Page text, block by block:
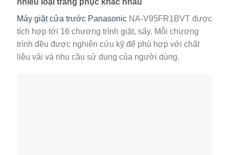
Máy giặt cửa trước Panasonic NA-V95FR1BVT được
tích hợp tới 16 chương trình giặt, sấy. Mỗi chương
trình đều được nghiên cứu kỹ để phù hợp với chất
liệu vải và nhu cầu sử dụng của người dùng.